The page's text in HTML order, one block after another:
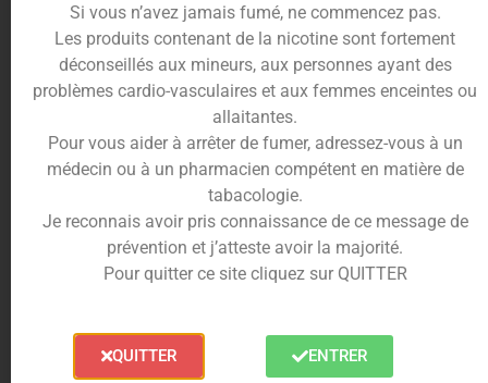
Un e-liquide conçu pour les pods et la vape
quotidienne
Grâce à sa composition équilibrée, ce e-liquide
assure une excellente restitution des arômes
fruités tout en préservant les résistances des
systèmes de vape compacts.
Son format 10ml prêt à vaper est pratique et facile
à transporter, idéal pour accompagner les
vapoteurs au quotidien.
Un dosage efficace pour les vapoteurs
avec une vape douce.
Si vous n’avez jamais fumé, ne commencez pas.
Les produits contenant de la nicotine sont fortement
déconseillés aux mineurs, aux personnes ayant des
problèmes cardio-vasculaires et aux femmes enceintes ou
allaitantes.
Pour vous aider à arrêter de fumer, adressez-vous à un
médecin ou à un pharmacien compétent en matière de
tabacologie.
Je reconnais avoir pris connaissance de ce message de
prévention et j’atteste avoir la majorité.
Pour quitter ce site cliquez sur QUITTER
QUITTER ENTRER